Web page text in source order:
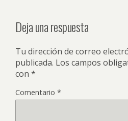
Deja una respuesta
Tu dirección de correo
publicada. Los campos
con *
Comentario *